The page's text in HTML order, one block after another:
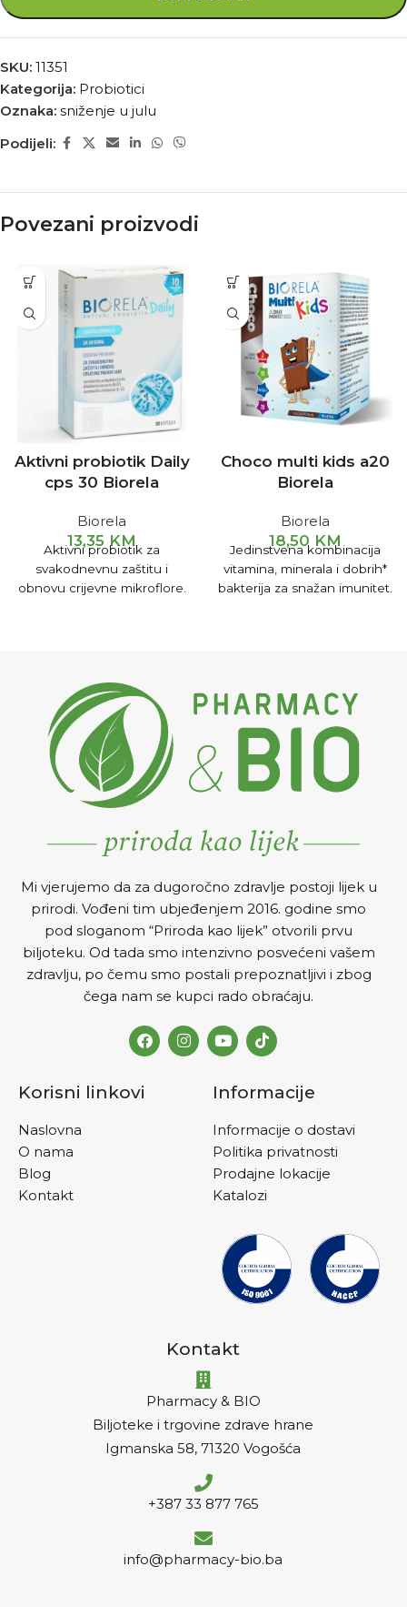
SKU: 11351
Kategorija: Probiotici
Oznaka: sniženje u julu
Podijeli:
Povezani proizvodi
Aktivni probiotik Daily
cps 30 Biorela
Biorela
13,35 KM
Aktivni probiotik za
svakodnevnu zaštitu i
obnovu crijevne mikroflore.
Choco multi kids a20
Biorela
Biorela
18,50 KM
Jedinstvena kombinacija
vitamina, minerala i dobrih*
bakterija za snažan imunitet.
Mi vjerujemo da za dugoročno zdravlje postoji lijek u
prirodi. Vođeni tim ubjeđenjem 2016. godine smo
pod sloganom “Priroda kao lijek” otvorili prvu
biljoteku. Od tada smo intenzivno posvećeni vašem
zdravlju, po čemu smo postali prepoznatljivi i zbog
čega nam se kupci rado obraćaju.
Korisni linkovi
Naslovna
O nama
Blog
Kontakt
Informacije
Informacije o dostavi
Politika privatnosti
Prodajne lokacije
Katalozi
Kontakt
Pharmacy & BIO
Biljoteke i trgovine zdrave hrane
Igmanska 58, 71320 Vogošća
+387 33 877 765
info@pharmacy-bio.ba